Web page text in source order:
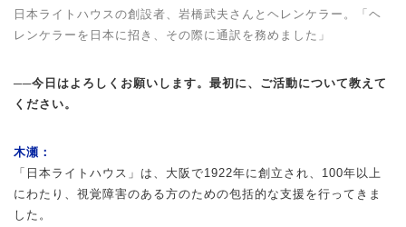
日本ライトハウスの創設者、岩橋武夫さんとヘレンケラー。「ヘ
レンケラーを日本に招き、その際に通訳を務めました」
──今日はよろしくお願いします。最初に、ご活動について教えて
ください。
木瀬：
「日本ライトハウス」は、大阪で1922年に創立され、100年以上
にわたり、視覚障害のある方のための包括的な支援を行ってきま
した。